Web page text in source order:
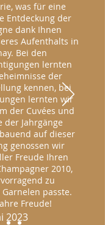
was für eine
Entdeckung der
dank Ihnen
Aufenthalts in
Bei den
lernten
der
kennen, bei
lernten wir
der Cuvées und
der Jahrgänge
auf dieser
genossen wir
Freude Ihren
2010,
zu
passte.
Freude!
2023